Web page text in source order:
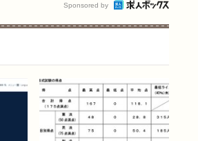
Sponsored by